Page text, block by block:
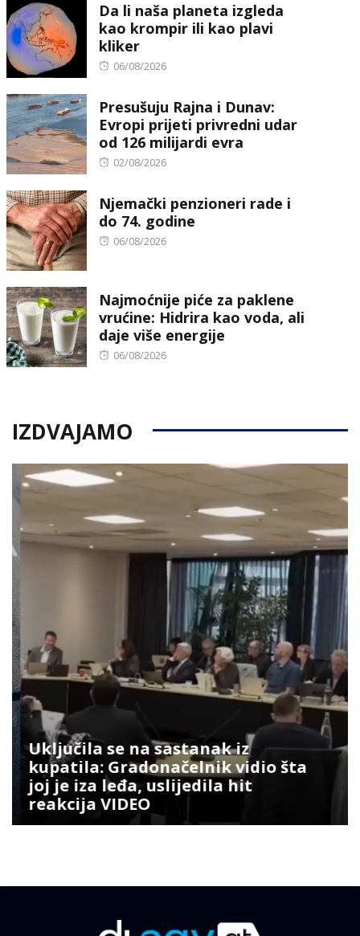
Da li naša planeta izgleda
kao krompir ili kao plavi
kliker
Posted
06/08/2026
Presušuju Rajna i Dunav:
Evropi prijeti privredni udar
od 126 milijardi evra
Posted
02/08/2026
Njemački penzioneri rade i
do 74. godine
Posted
06/08/2026
Najmoćnije piće za paklene
vrućine: Hidrira kao voda, ali
daje više energije
Posted
06/08/2026
IZDVAJAMO
Uključila se na sastanak iz
kupatila: Gradonačelnik vidio šta
joj je iza leđa, uslijedila hit
reakcija VIDEO